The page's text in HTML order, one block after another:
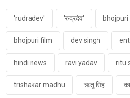
'rudradev' 'रुद्रदेव' bhojpuri
bhojpuri film dev singh
hindi news ravi yadav ritu
trishakar madhu ऋतू सिंह